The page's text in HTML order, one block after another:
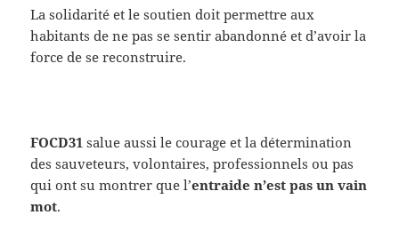
La solidarité et le soutien doit permettre aux
habitants de ne pas se sentir abandonné et d’avoir la
force de se reconstruire.
FOCD31 salue aussi le courage et la détermination
des sauveteurs, volontaires, professionnels ou pas
qui ont su montrer que l’entraide n’est pas un vain
mot.